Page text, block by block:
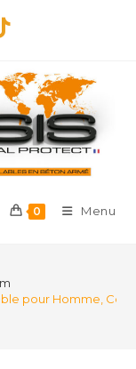
0 Menu
pour Homme,